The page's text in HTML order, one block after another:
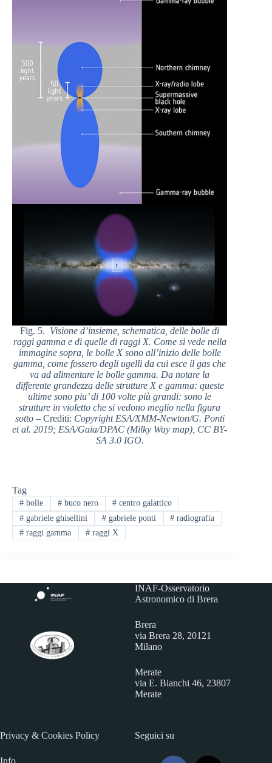
Fig. 5. Visione d’insieme, schematica, delle bolle di
raggi gamma e di quelle di raggi X. Come si vede nella
immagine sopra, le bolle X sono all’inizio delle bolle
gamma, come fossero degli ugelli da cui esce il gas che
va ad alimentare le bolle gamma. Da notare la
differente grandezza delle strutture X e gamma: queste
ultime sono piu’ di 100 volte più grandi: sono le
strutture in violetto che si vedono meglio nella figura
sotto– Crediti: Copyright ESA/XMM-Newton/G. Ponti
et al. 2019; ESA/Gaia/DPAC (Milky Way map), CC BY-
SA 3.0 IGO.
Tag
#bolle #buco nero # centro galattico
#gabriele ghisellini #gabriele ponti # radiografia
#raggi gamma #raggi X
INAF-Osservatorio
Astronomico di Brera
Brera
via Brera 28, 20121
Milano
Merate
via E. Bianchi 46, 23807
Merate
Privacy & Cookies Policy Seguici su